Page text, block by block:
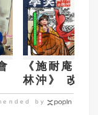
《施耐庵的
林沖》 改寫
貞娘命運
by